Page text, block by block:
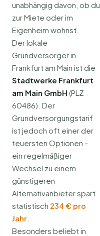
unabhängig davon, ob du
zur Miete oder im
Eigenheim wohnst.
Der lokale
Grundversorger in
Frankfurt am Main ist die
Stadtwerke Frankfurt
am Main GmbH (PLZ
60486). Der
Grundversorgungstarif
ist jedoch oft einer der
teuersten Optionen –
ein regelmäßiger
Wechsel zu einem
günstigeren
Alternativanbieter spart
statistisch 234 € pro
Jahr
Besonders beliebt in